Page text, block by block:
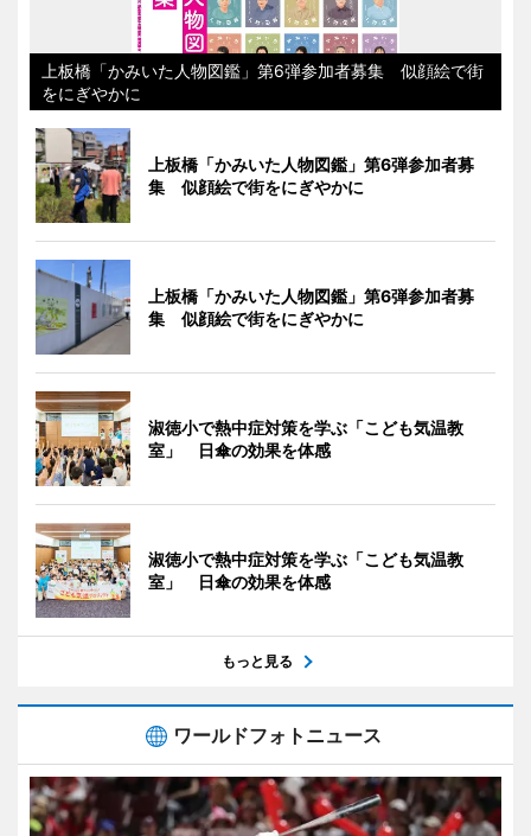
上板橋「かみいた人物図鑑」第6弾参加者募集 似顔絵で街
をにぎやかに
上板橋「かみいた人物図鑑」第6弾参加者募
集 似顔絵で街をにぎやかに
上板橋「かみいた人物図鑑」第6弾参加者募
集 似顔絵で街をにぎやかに
淑徳小で熱中症対策を学ぶ「こども気温教
室」 日傘の効果を体感
淑徳小で熱中症対策を学ぶ「こども気温教
室」 日傘の効果を体感
もっと見る
ワールドフォトニュース